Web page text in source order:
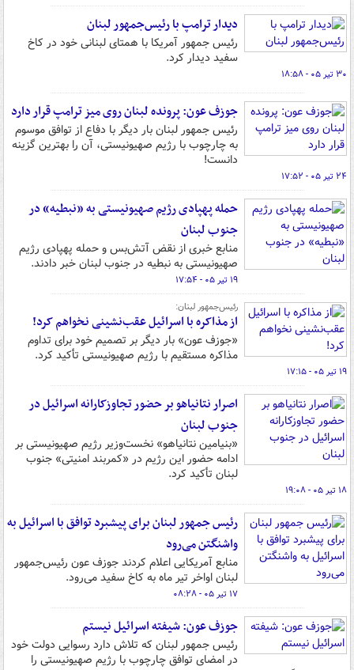
دیدار ترامپ با رئیس‌جمهور لبنان
رئیس جمهور آمریکا با همتای لبنانی خود در کاخ
سفید دیدار کرد.
۳۰ تیر ۰۵ - ۱۸:۵۸
جوزف عون: پرونده لبنان روی میز ترامپ قرار دارد
رئیس جمهور لبنان بار دیگر با دفاع از توافق موسوم
به چارچوب با رژیم صهیونیستی، آن را بهترین گزینه
دانست!
۲۴ تیر ۰۵ - ۱۷:۵۲
حمله پهپادی رژیم صهیونیستی به «نبطیه» در
جنوب لبنان
منابع خبری از نقض آتش‌بس و حمله پهپادی رژیم
صهیونیستی به نبطیه در جنوب لبنان خبر دادند.
۱۹ تیر ۰۵ - ۱۷:۵۴
رئیس‌جمهور لبنان:
از مذاکره با اسرائیل عقب‌نشینی نخواهم کرد!
«جوزف عون» بار دیگر بر تصمیم خود برای تداوم
مذاکره مستقیم با رژیم صهیونیستی تأکید کرد.
۱۹ تیر ۰۵ - ۱۷:۱۵
اصرار نتانیاهو بر حضور تجاوزکارانه اسرائیل در
جنوب لبنان
«بنیامین نتانیاهو» نخست‌وزیر رژیم صهیونیستی بر
ادامه حضور این رژیم در «کمربند امنیتی» جنوب
لبنان تأکید کرد.
۱۸ تیر ۰۵ - ۱۹:۰۸
رئیس جمهور لبنان برای پیشبرد توافق با اسرائیل به
واشنگتن می‌رود
منابع آمریکایی اعلام کردند جوزف عون رئیس‌جمهور
لبنان اواخر تیر ماه به کاخ سفید می‌رود.
۱۷ تیر ۰۵ - ۰۸:۲۸
جوزف عون: شیفته اسرائیل نیستم
رئیس جمهور لبنان که تلاش دارد رسوایی دولت خود
در امضای توافق چارچوب با رژیم صهیونیستی را